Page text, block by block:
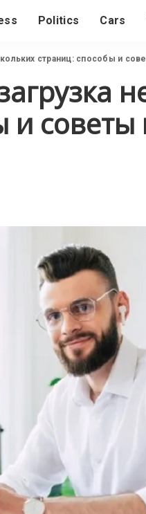
Politics Cars
страниц: способы и
и советы